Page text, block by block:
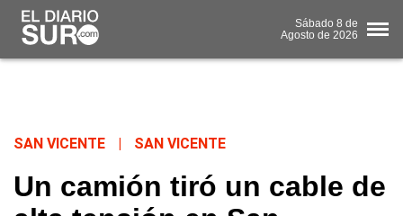
Sábado 8 de
Agosto de 2026
SAN VICENTE SAN VICENTE
Un camión tiró un cable de